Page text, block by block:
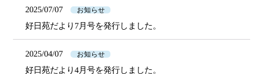
2025/07/07 お知らせ
好日苑だより7月号を発行しました。
2025/04/07 お知らせ
好日苑だより4月号を発行しました。